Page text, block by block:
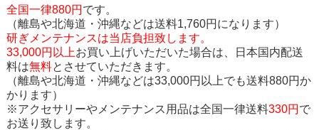
全国一律880円 です。
（離島や北海道・沖縄などは送料1,760円になります）
研ぎメンテナンスは当店負担致します。
33,000円以上お買い上げいただいた場合は、日本国内配送
料は無料とさせていただきます。
（離島や北海道・沖縄などは33,000円以上でも送料880円か
かります）
※アクセサリーやメンテナンス用品は全国一律送料330円 で
お送り致します。